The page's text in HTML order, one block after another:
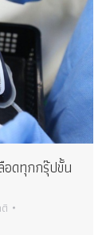
อดทุกกรุ๊ปขั้น